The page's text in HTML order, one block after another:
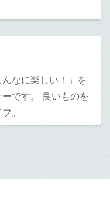
んなに楽しい！」を
です。 良いものを
。